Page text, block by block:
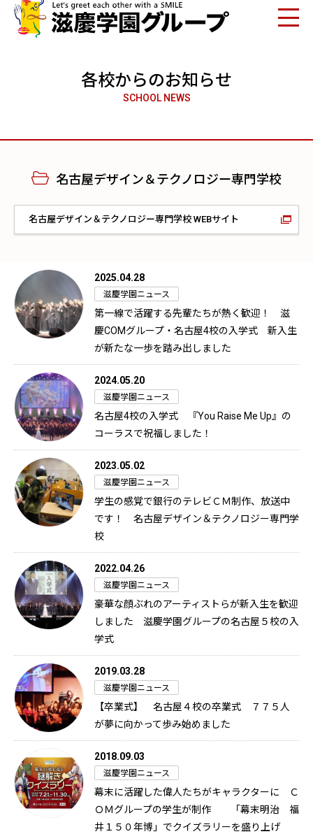
各校からのお知らせ
SCHOOL NEWS
名古屋デザイン＆テクノロジー専門学校
名古屋デザイン＆テクノロジー専門学校 WEBサイト
2025.04.28
滋慶学園ニュース
第一線で活躍する先輩たちが熱く歓迎！ 滋
慶COMグループ・名古屋4校の入学式 新入生
が新たな一歩を踏み出しました
2024.05.20
滋慶学園ニュース
名古屋4校の入学式 『You Raise Me Up』の
コーラスで祝福しました！
2023.05.02
滋慶学園ニュース
学生の感覚で銀行のテレビＣＭ制作、放送中
です！ 名古屋デザイン＆テクノロジー専門学
校
2022.04.26
滋慶学園ニュース
豪華な顔ぶれのアーティストらが新入生を歓迎
しました 滋慶学園グループの名古屋５校の入
学式
2019.03.28
滋慶学園ニュース
【卒業式】 名古屋４校の卒業式 ７７５人
が夢に向かって歩み始めました
2018.09.03
滋慶学園ニュース
幕末に活躍した偉人たちがキャラクターに Ｃ
ＯＭグループの学生が制作 「幕末明治 福
井１５０年博」でクイズラリーを盛り上げ